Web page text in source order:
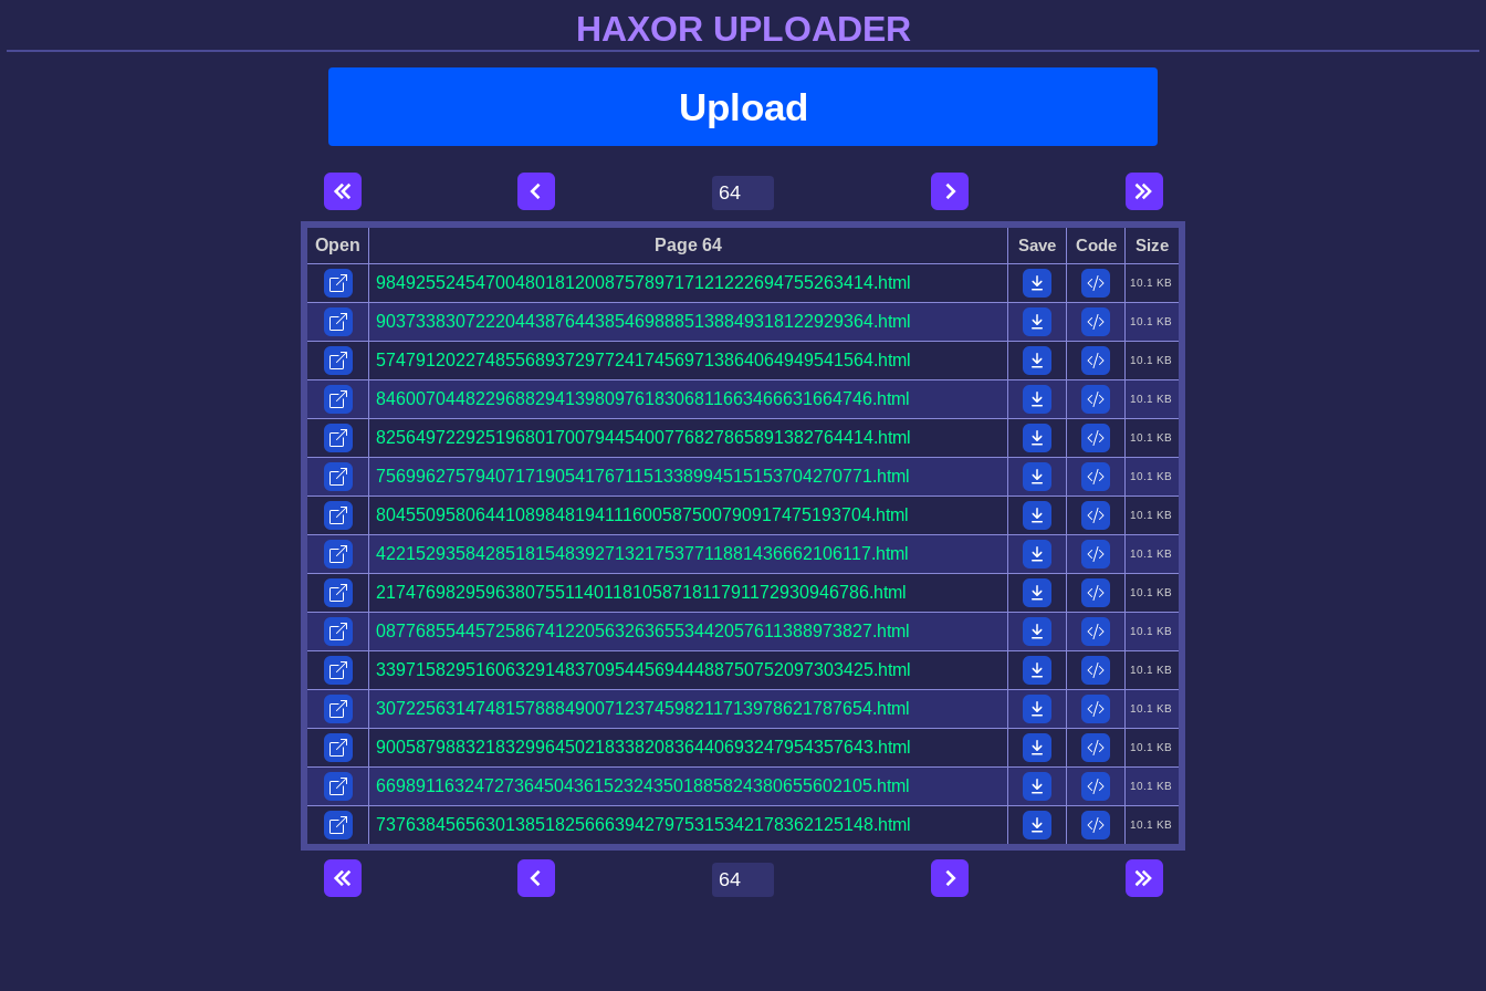
HAXOR UPLOADER
Upload
Open Page 64 Save Code
Size
98492552454700480181200875789717121222694755263414.html
10.1 KB
90373383072220443876443854698885138849318122929364.html 10.1 KB
57479120227485568937297724174569713864064949541564.html 10.1 KB
84600704482296882941398097618306811663466631664746.html 10.1 KB
82564972292519680170079445400776827865891382764414.html 10.1 KB
75699627579407171905417671151338994515153704270771.html 10.1 KB
80455095806441089848194111600587500790917475193704.html 10.1 KB
42215293584285181548392713217537711881436662106117.html 10.1 KB
21747698295963807551140118105871811791172930946786.html 10.1 KB
08776855445725867412205632636553442057611388973827.html 10.1 KB
33971582951606329148370954456944488750752097303425.html 10.1 KB
30722563147481578884900712374598211713978621787654.html 10.1 KB
90058798832183299645021833820836440693247954357643.html 10.1 KB
66989116324727364504361523243501885824380655602105.html 10.1 KB
73763845656301385182566639427975315342178362125148.html 10.1 KB